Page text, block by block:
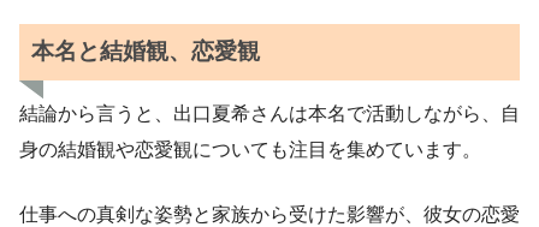
本名と結婚観、恋愛観
結論から言うと、出口夏希さんは本名で活動しながら、自
身の結婚観や恋愛観についても注目を集めています。
仕事への真剣な姿勢と家族から受けた影響が、彼女の恋愛